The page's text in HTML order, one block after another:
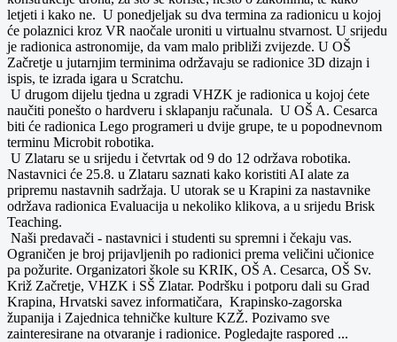
letjeti i kako ne. U ponedjeljak su dva termina za radionicu u kojoj
će polaznici kroz VR naočale uroniti u virtualnu stvarnost. U srijedu
je radionica astronomije, da vam malo približi zvijezde. U OŠ
Začretje u jutarnjim terminima održavaju se radionice 3D dizajn i
ispis, te izrada igara u Scratchu.
U drugom dijelu tjedna u zgradi VHZK je radionica u kojoj ćete
naučiti ponešto o hardveru i sklapanju računala. U OŠ A. Cesarca
biti će radionica Lego programeri u dvije grupe, te u popodnevnom
terminu Microbit robotika.
U Zlataru se u srijedu i četvrtak od 9 do 12 održava robotika.
Nastavnici će 25.8. u Zlataru saznati kako koristiti AI alate za
pripremu nastavnih sadržaja. U utorak se u Krapini za nastavnike
održava radionica Evaluacija u nekoliko klikova, a u srijedu Brisk
Teaching.
Naši predavači - nastavnici i studenti su spremni i čekaju vas.
Ograničen je broj prijavljenih po radionici prema veličini učionice
pa požurite. Organizatori škole su KRIK, OŠ A. Cesarca, OŠ Sv.
Križ Začretje, VHZK i SŠ Zlatar. Podršku i potporu dali su Grad
Krapina, Hrvatski savez informatičara, Krapinsko-zagorska
županija i Zajednica tehničke kulture KZŽ. Pozivamo sve
zainteresirane na otvaranje i radionice. Pogledajte raspored ...